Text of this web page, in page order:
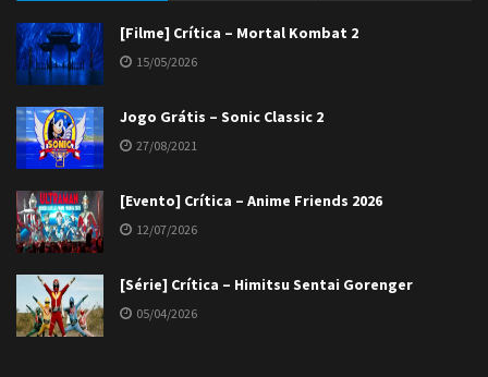
[Filme] Crítica – Mortal Kombat 2
15/05/2026
Jogo Grátis – Sonic Classic 2
27/08/2021
[Evento] Crítica – Anime Friends 2026
12/07/2026
[Série] Crítica – Himitsu Sentai Gorenger
05/04/2026